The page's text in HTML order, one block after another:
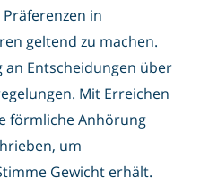
in
geltend zu machen.
Entscheidungen über
Mit Erreichen
förmliche Anhörung
um
Gewicht erhält.